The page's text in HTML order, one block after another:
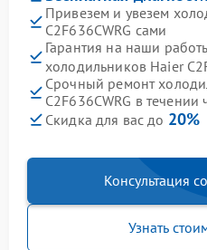
Привезем и увезем
C2F636CWRG сами
Гарантия на наши
холодильников Haier
Срочный ремонт
C2F636CWRG в течении
Скидка для вас до 20%
Консультация
Узнать